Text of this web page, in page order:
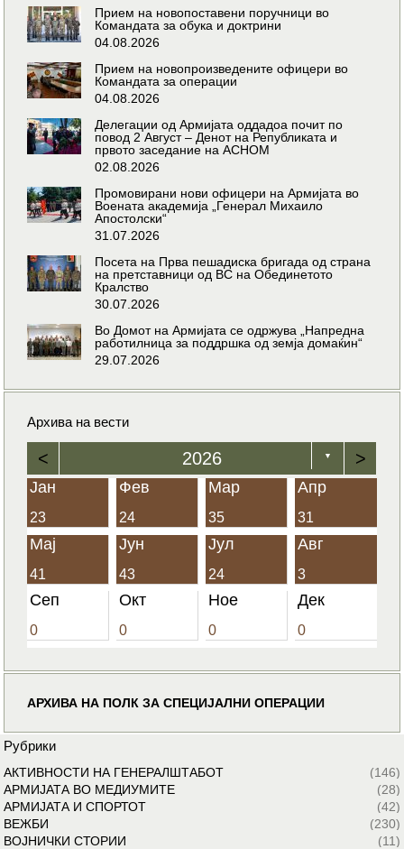
Прием на новопоставени поручници во
Командата за обука и доктрини
04.08.2026
Прием на новопроизведените офицери во
Командата за операции
04.08.2026
Делегации од Армијата оддадоа почит по
повод 2 Август – Денот на Републиката и
првото заседание на АСНОМ
02.08.2026
Промовирани нови офицери на Армијата во
Воената академија „Генерал Михаило
Апостолски“
31.07.2026
Посета на Прва пешадиска бригада од страна
на претставници од ВС на Обединетото
Кралство
30.07.2026
Во Домот на Армијата се одржува „Напредна
работилница за поддршка од земја домаќин“
29.07.2026
Архива на вести
< 2026 ▼ >
Јан
23
Фев
24
Мар
35
Апр
31
Мај
41
Јун
43
Јул
24
Авг
3
Сеп
0
Окт
0
Ное
0
Дек
0
АРХИВА НА ПОЛК ЗА СПЕЦИЈАЛНИ ОПЕРАЦИИ
Рубрики
АКТИВНОСТИ НА ГЕНЕРАЛШТАБОТ
(146)
АРМИЈАТА ВО МЕДИУМИТЕ
(28)
АРМИЈАТА И СПОРТОТ
(42)
ВЕЖБИ
(230)
ВОЈНИЧКИ СТОРИИ
(11)